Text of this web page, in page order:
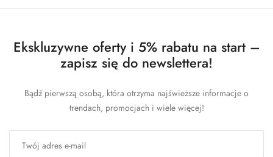
Ekskluzywne oferty i 5% rabatu na start –
zapisz się do newslettera!
Bądź pierwszą osobą, która otrzyma najświeższe informacje o
trendach, promocjach i wiele więcej!